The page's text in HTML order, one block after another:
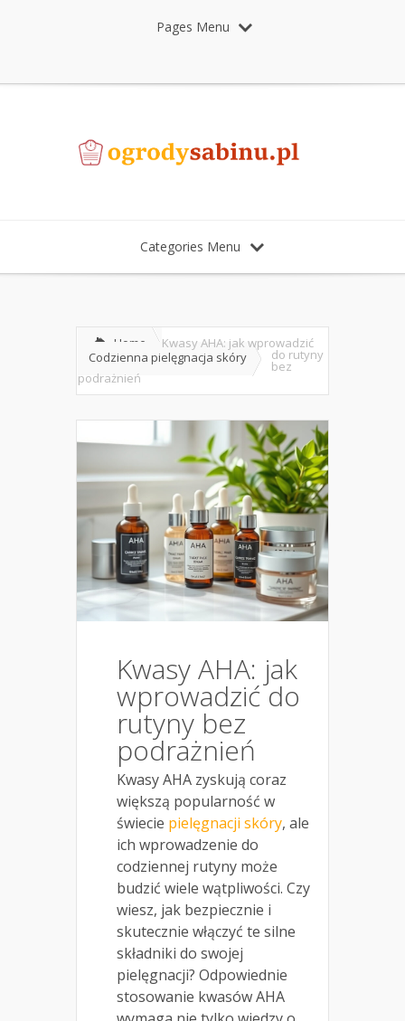
Pages Menu
Categories Menu
Home
Codzienna pielęgnacja skóry
Kwasy AHA: jak wprowadzić
do rutyny
bez
podrażnień
Kwasy AHA: jak
wprowadzić do
rutyny bez
podrażnień
Kwasy AHA zyskują coraz
większą popularność w
świecie pielęgnacji skóry, ale
ich wprowadzenie do
codziennej rutyny może
budzić wiele wątpliwości. Czy
wiesz, jak bezpiecznie i
skutecznie włączyć te silne
składniki do swojej
pielęgnacji? Odpowiednie
stosowanie kwasów AHA